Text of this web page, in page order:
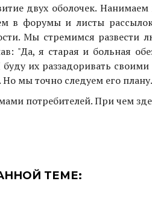
двух оболочек.
в форумы и листы
Мы стремимся
"Да, я старая и больная
их раззадоривать
мы точно следуем его плану.
потребителей. При чем
ТЕМЕ: